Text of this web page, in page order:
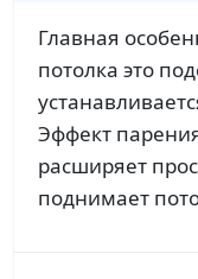
Главная
потолка это
Эффект
расширяет
поднимает